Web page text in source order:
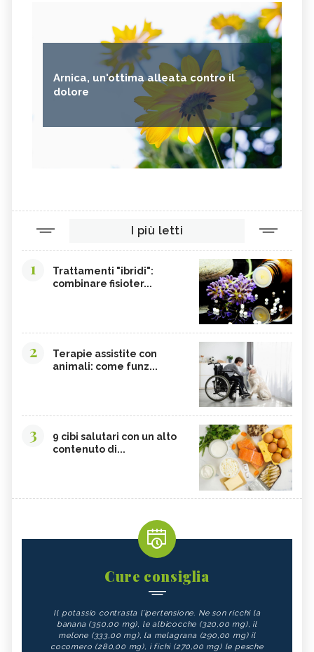
Arnica, un'ottima alleata contro il
dolore
I più letti
1
Trattamenti "ibridi":
combinare fisioter...
2
Terapie assistite con
animali: come funz...
3
9 cibi salutari con un alto
contenuto di...
Cure consiglia
Il potassio contrasta l’ipertensione. Ne son ricchi la
banana (350,00 mg), le albicocche (320,00 mg), il
melone (333,00 mg), la melagrana (290,00 mg) il
cocomero (280,00 mg), i fichi (270,00 mg) le pesche